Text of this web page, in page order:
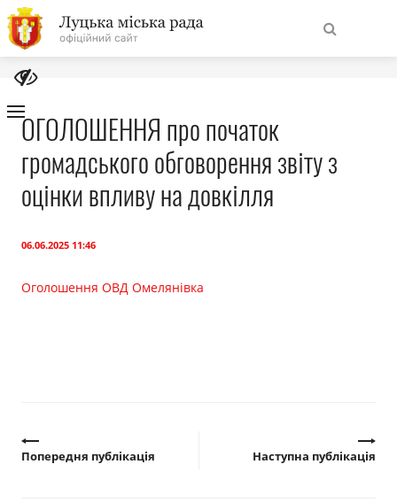
На
головну
Навігація
сайту
Про місто
Міська влада
ОГОЛОШЕННЯ про початок
громадського обговорення звіту з
оцінки впливу на довкілля
06.06.2025 11:46
Оголошення ОВД Омелянівка
Попередня публікація Наступна публікація